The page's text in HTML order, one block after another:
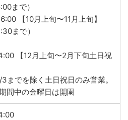
まで）
【10月上旬〜11月上旬】
まで）
【12月上旬〜2月下旬土日祝
までを除く土日祝日のみ営業。
間中の金曜日は開園